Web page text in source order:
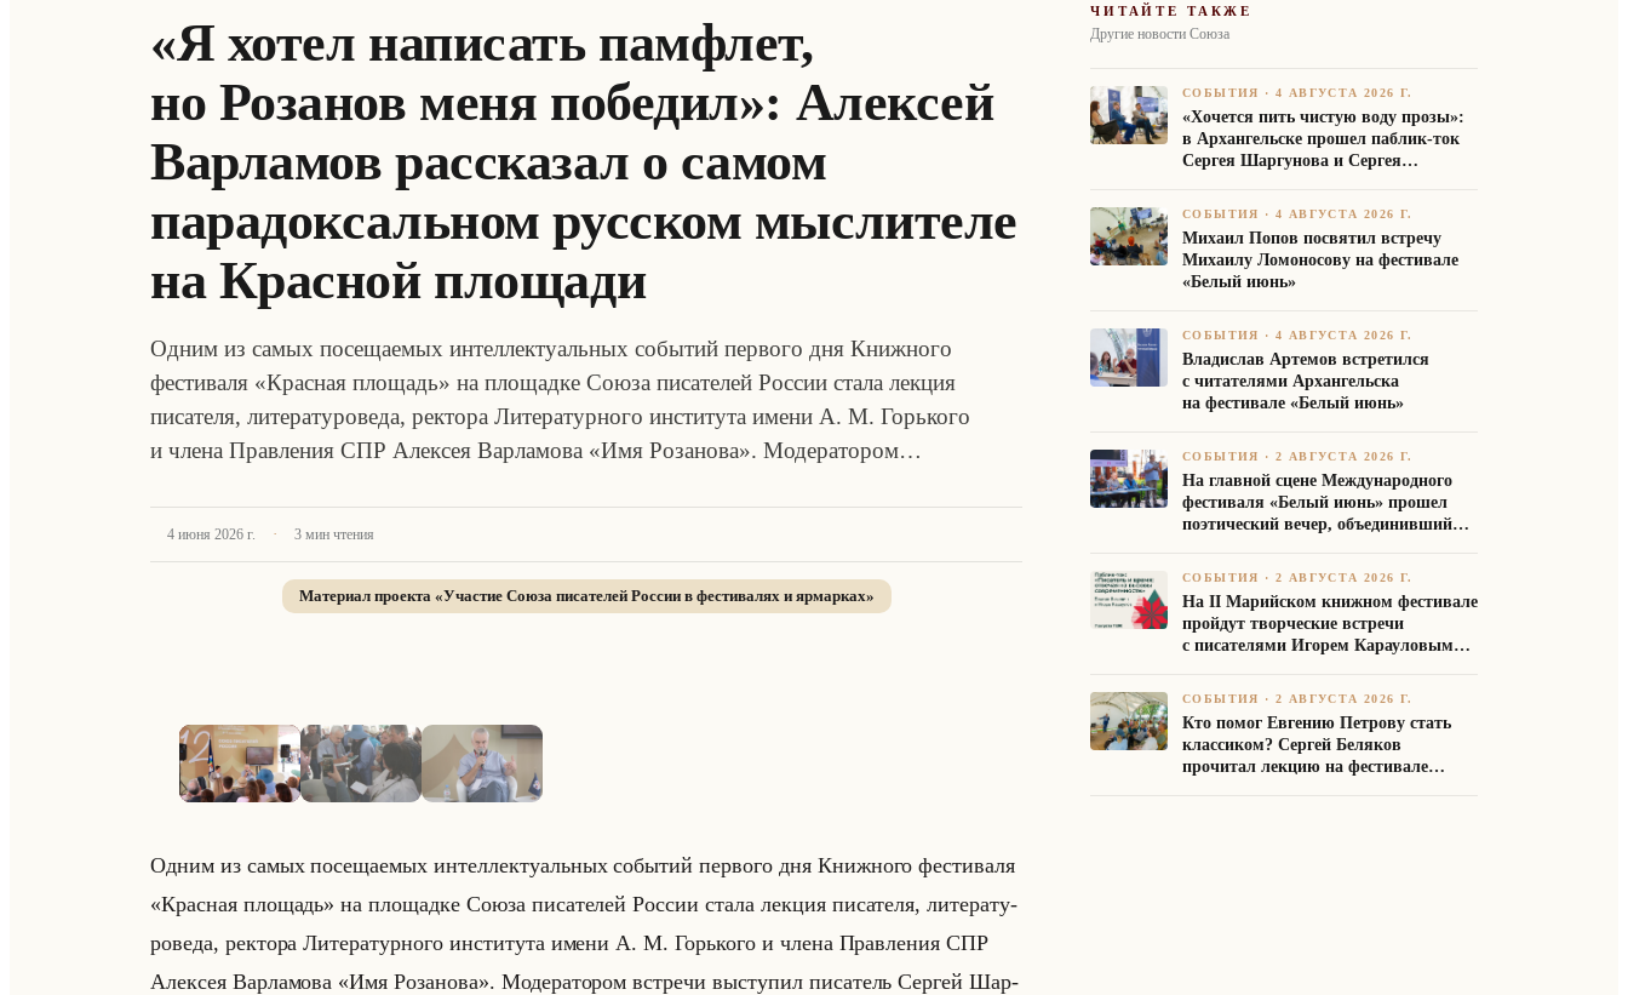
«Я хотел написать памфлет,
но Розанов меня победил»: Алексей
Варламов рассказал о самом
парадоксальном русском мыслителе
на Красной площади
Одним из самых посещаемых интеллектуальных событий первого дня Книжного
фестиваля «Красная площадь» на площадке Союза писателей России стала лекция
писателя, литературоведа, ректора Литературного института имени А. М. Горького
и члена Правления СПР Алексея Варламова «Имя Розанова». Модератором…
4 июня 2026 г. · 3 мин чтения
Материал проекта «Участие Союза писателей России в фестивалях и ярмарках»
Одним из самых по­се­ща­емых ин­тел­лек­ту­альных со­бы­тий пер­во­го дня Книж­но­го фе­сти­ва­ля
«Красная площадь» на пло­щад­ке Союза пи­са­те­лей Рос­сии стала лек­ция пи­са­те­ля, ли­те­ра­ту­
ро­ве­да, рек­то­ра Ли­те­ра­тур­но­го ин­сти­ту­та имени А. М. Горько­го и члена Прав­ле­ния СПР
Алек­сея Вар­ла­мо­ва «Имя Розанова». Мо­де­ра­то­ром встре­чи вы­сту­пил пи­са­тель Сер­гей Шар­
ЧИТАЙТЕ ТАКЖЕ
Другие новости Союза
СОБЫТИЯ ·4 АВГУСТА 2026 Г.
«Хочется пить чистую воду прозы»:
в Архангельске прошел паблик-ток
Сергея Шаргунова и Сергея
СОБЫТИЯ ·4 АВГУСТА 2026 Г.
Михаил Попов посвятил встречу
Михаилу Ломоносову на фестивале
«Белый июнь»
СОБЫТИЯ ·4 АВГУСТА 2026 Г.
Владислав Артемов встретился
с читателями Архангельска
на фестивале «Белый июнь»
СОБЫТИЯ ·2 АВГУСТА 2026 Г.
На главной сцене Международного
фестиваля «Белый июнь» прошел
поэтический вечер, объединивший
СОБЫТИЯ ·2 АВГУСТА 2026 Г.
На II Марийском книжном фестивале
пройдут творческие встречи
с писателями Игорем Карауловым
СОБЫТИЯ ·2 АВГУСТА 2026 Г.
Кто помог Евгению Петрову стать
классиком? Сергей Беляков
прочитал лекцию на фестивале